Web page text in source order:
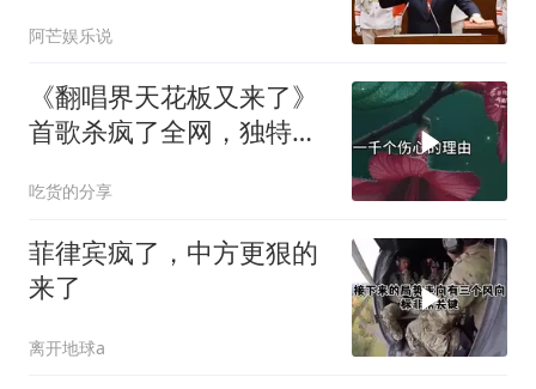
阿芒娱乐说
《翻唱界天花板又来了》
首歌杀疯了全网，独特的
了！
吃货的分享
菲律宾疯了，中方更狠的
来了
离开地球a